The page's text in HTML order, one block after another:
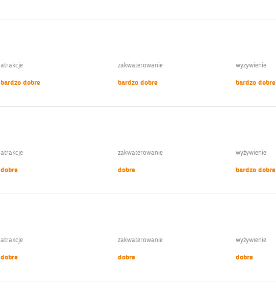
atrakcje
bardzo dobre
zakwaterowanie
bardzo dobre
wyżywienie
bardzo dobre
atrakcje
dobre
zakwaterowanie
dobre
wyżywienie
bardzo dobre
atrakcje
dobre
zakwaterowanie
dobre
wyżywienie
dobre